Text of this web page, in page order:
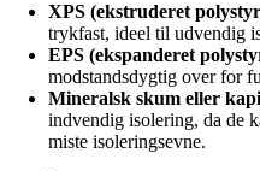
XPS (ekstruderet
trykfast, ideel til udvendig
EPS (ekspanderet
modstandsdygtig over for
Mineralsk skum eller
indvendig isolering, da de
miste isoleringsevne.